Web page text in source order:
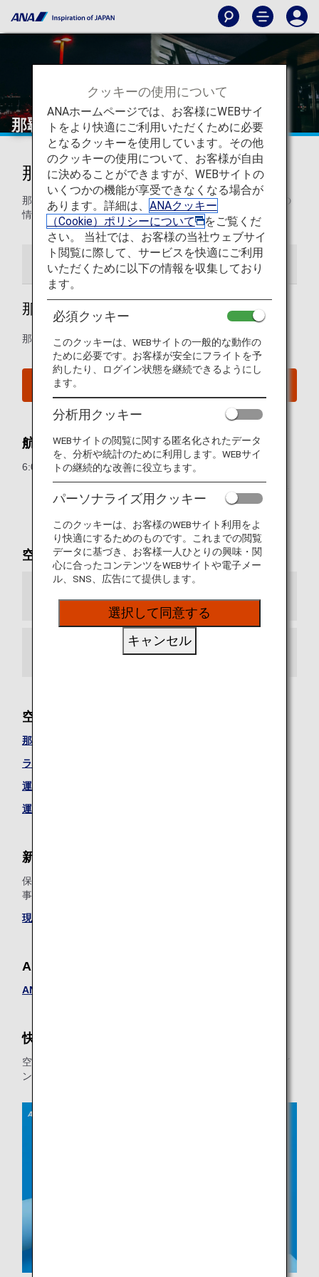
那覇空港
那覇空港からの発着
那覇空港から最終目的地までの移動をスムーズに行うための
情報をご紹介します。
空港ガイド 都市情報・空港アクセス
那覇空港ガイド
那覇空港の発着ターミナルマップとその他のご案内
航空券発売受付時間
6:05～21:00（日本時間）
っている場合がございます。
空港MAP
到着ターミナル
空港案内
那覇空港の天気
ラウンジガイド
運航状況のご案内（国際線）
運航状況のご案内（日本国内線）
新サービスのご案内
保安検査場での通過にかかる目安時間を掲示しております。
事前にご確認のうえ、お早めに搭乗口にお越しください。
現在の待ち時間は、こちらからご確認ください
ANA FESTA
ANA FESTA
快適な空の旅の前に
空港でのお手続きをさらにスムーズにするために、オンライ
ンチェックインや手荷物の情報などをご確認ください。
クッキーの使用について
ANAホームページでは、お客様にWEBサイ
トをより快適にご利用いただくために必要
となるクッキーを使用しています。その他
のクッキーの使用について、お客様が自由
に決めることができますが、WEBサイトの
いくつかの機能が享受できなくなる場合が
あります。詳細は、 ANAクッキー
（Cookie）ポリシーについて
をご覧くだ
さい。 当社では、お客様の当社ウェブサイ
ト閲覧に際して、サービスを快適にご利用
いただくために以下の情報を収集しており
ます。
必須クッキー
このクッキーは、WEBサイトの一般的な動作の
ために必要です。お客様が安全にフライトを予
約したり、ログイン状態を継続できるようにし
ます。
分析用クッキー
WEBサイトの閲覧に関する匿名化されたデータ
を、分析や統計のために利用します。WEBサイ
トの継続的な改善に役立ちます。
パーソナライズ用クッキー
このクッキーは、お客様のWEBサイト利用をよ
り快適にするためのものです。これまでの閲覧
データに基づき、お客様一人ひとりの興味・関
心に合ったコンテンツをWEBサイトや電子メー
ル、SNS、広告にて提供します。
選択して同意する
キャンセル